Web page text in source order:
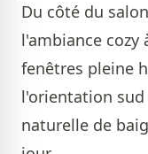
Du côté du
l'ambiance cozy
fenêtres pleine
l'orientation
naturelle de